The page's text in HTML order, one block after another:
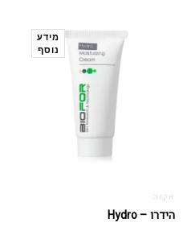
מידע
נוסף
אקנה
הידרו – Hydro